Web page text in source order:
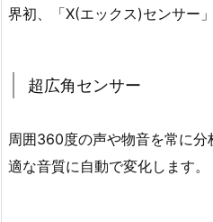
界初、「X(エックス)センサー」
超広角センサー
周囲360度の声や物音を常に
適な音質に自動で変化します。